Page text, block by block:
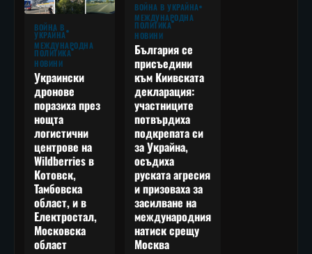
ВОЙНА В
УКРАЙНА
МЕЖДУНАРОДНА
ПОЛИТИКА
НОВИНИ
Украински
дронове
поразиха през
нощта
логистични
центрове на
Wildberries в
Котовск,
Тамбовска
област, и в
Електростал,
Московска
област
ВОЙНА В УКРАЙНА
МЕЖДУНАРОДНА
ПОЛИТИКА
НОВИНИ
България се
присъедини
към Киивската
декларация:
участниците
потвърдиха
подкрепата си
за Украйна,
осъдиха
руската агресия
и призоваха за
засилване на
международния
натиск срещу
Москва